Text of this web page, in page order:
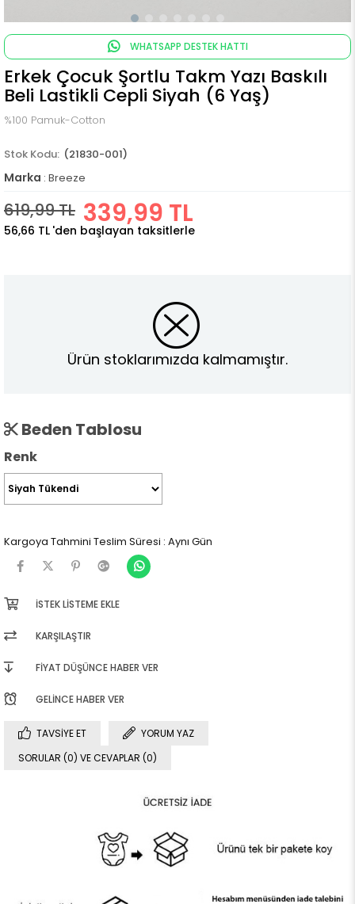
WHATSAPP DESTEK HATTI
Erkek Çocuk Şortlu Takm Yazı Baskılı
Beli Lastikli Cepli Siyah (6 Yaş)
%100 Pamuk-Cotton
(21830-001)
Marka : Breeze
619,99 TL 339,99 TL
56,66 TL 'den başlayan taksitlerle
Ürün stoklarımızda kalmamıştır.
Beden Tablosu
Renk
Kargoya Tahmini Teslim Süresi : Aynı Gün
İSTEK LISTEME EKLE
KARŞILAŞTIR
FIYAT DÜŞÜNCE HABER VER
GELINCE HABER VER
TAVSIYE ET
YORUM YAZ
SORULAR (0) VE CEVAPLAR (0)